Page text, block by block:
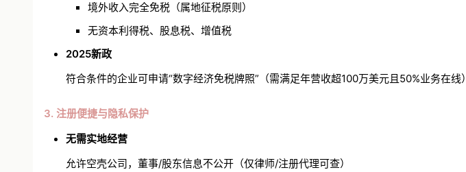
境外收入完全免税（属地征税原则）
无资本利得税、股息税、增值税
2025新政
符合条件的企业可申请“数字经济免税牌照”（需满足年营收超100万美元且50%业务在线）
3. 注册便捷与隐私保护
无需实地经营
允许空壳公司，董事/股东信息不公开（仅律师/注册代理可查）